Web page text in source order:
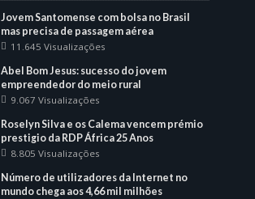
Jovem Santomense com bolsa no Brasil
mas precisa de passagem aérea
11.645 Visualizações
Abel Bom Jesus: sucesso do jovem
empreendedor do meio rural
9.067 Visualizações
Roselyn Silva e os Calema vencem prémio
prestigio da RDP África 25 Anos
8.805 Visualizações
Número de utilizadores da Internet no
mundo chega aos 4,66 mil milhões